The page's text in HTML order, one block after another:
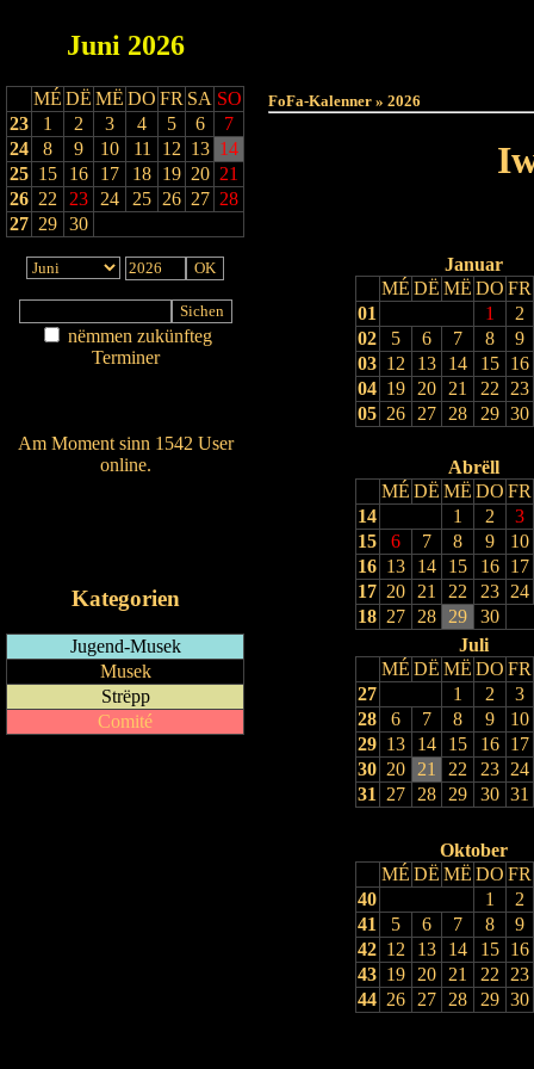
Juni 2026
MÉ DË MË DO FR SA SO
23
1 2 3 4 5 6
7
24
8 9 10 11 12 13 14
25 15 16 17 18 19 20 21
26 22 23 24 25 26 27 28
27 29 30
nëmmen zukünfteg
Terminer
Am Moment sinn 1542 User
online.
Kategorien
Jugend-Musek
Musek
Strëpp
Comité
FoFa-Kalenner » 2026
Januar
MÉ DË MË DO FR
01
1
2
02
5 6 7 8
9
03 12 13 14 15
16
04 19 20 21 22
23
05 26 27 28 29 30
Abrëll
MÉ DË MË DO FR
14
1 2
3
15
6 7 8 9
10
16 13 14 15 16
17
17 20 21 22 23
24
18 27 28 29
30
Juli
MÉ DË MË DO FR
27
1 2
3
28
6 7 8 9
10
29 13 14 15 16
17
30 20 21 22 23
24
31
27 28 29 30 31
Oktober
MÉ DË MË DO FR
40
1
2
41
5 6 7 8
9
42 12 13 14 15
16
43 19 20 21 22
23
44 26 27 28 29 30